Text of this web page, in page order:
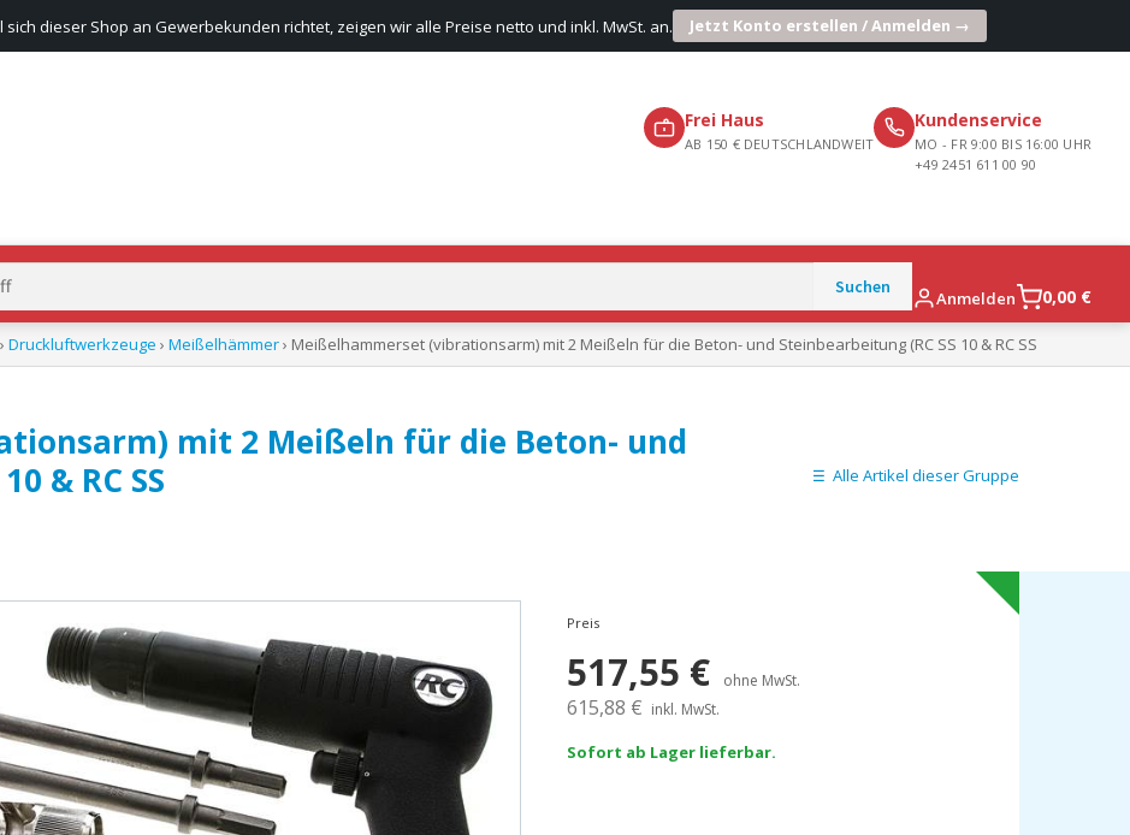
dieser Shop an Gewerbekunden richtet, zeigen wir alle Preise netto und inkl. MwSt. an. Jetzt Konto erstellen / Anmelden →
Frei Haus
AB 150 € DEUTSCHLANDWEIT
Kundenservice
MO - FR 9:00 BIS 16:00 UHR
+49 2451 611 00 90
Anmelden 0,00 €
› Druckluftwerkzeuge › Meißelhämmer› Meißelhammerset (vibrationsarm) mit 2 Meißeln für die Beton- und Steinbearbeitung (RC SS 10 & RC SS
mit 2 Meißeln für die Beton- und
& RC SS
Alle Artikel dieser Gruppe
Preis
517,55 € ohne MwSt.
615,88 € inkl. MwSt.
Sofort ab Lager lieferbar.